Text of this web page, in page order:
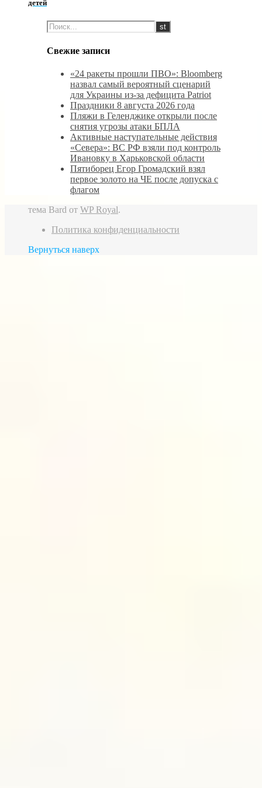
детей
Свежие записи
«24 ракеты прошли ПВО»: Bloomberg
назвал самый вероятный сценарий
для Украины из-за дефицита Patriot
Праздники 8 августа 2026 года
Пляжи в Геленджике открыли после
снятия угрозы атаки БПЛА
Активные наступательные действия
«Севера»: ВС РФ взяли под контроль
Ивановку в Харьковской области
Пятиборец Егор Громадский взял
первое золото на ЧЕ после допуска с
флагом
тема Bard от WP Royal.
Политика конфиденциальности
Вернуться наверх